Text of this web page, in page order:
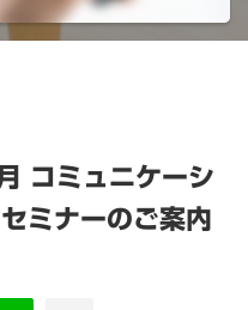
コミュニケーシ
ミナーのご案内